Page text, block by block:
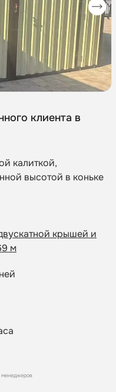
клиента в
калиткой,
высотой в коньке
крышей и
м
менеджеров